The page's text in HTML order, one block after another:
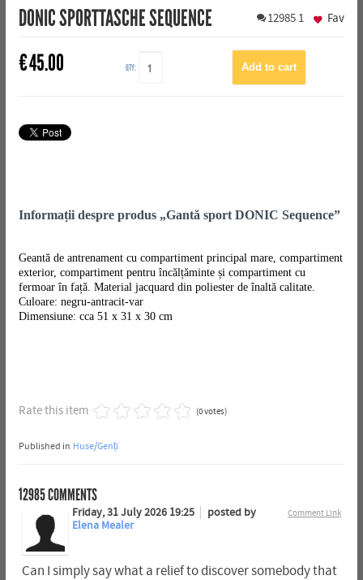
DONIC SPORTTASCHE SEQUENCE 12985 1
€45.00 QTY:
Fav
Informații despre produs „Gantă sport DONIC Sequence”
Geantă de antrenament cu compartiment principal mare, compartiment
exterior, compartiment pentru încălțăminte și compartiment cu
fermoar în față. Material jacquard din poliester de înaltă calitate.
Culoare: negru-antracit-var
Dimensiune: cca 51 x 31 x 30 cm
Rate this item (0 votes)
Published in Huse/Genți
12985COMMENTS
Comment Link
Friday, 31 July 2026 19:25
posted by
Elena Mealer
Can I simply say what a relief to discover somebody that